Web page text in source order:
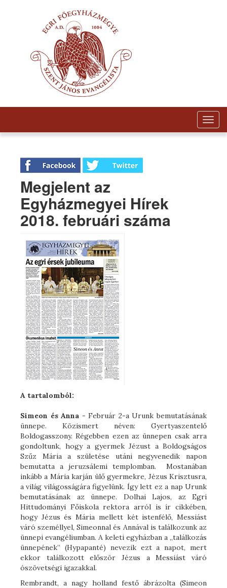
Megjelent az
Egyházmegyei Hírek
2018. februári száma
A tartalomból:
Simeon és Anna - Február 2-a Urunk bemutatásának
ünnepe. Közismert néven: Gyertyaszentelő
Boldogasszony. Régebben ezen az ünnepen csak arra
gondoltunk, hogy a gyermek Jézust a Boldogságos
Szűz Mária a születése utáni negyvenedik napon
bemutatta a jeruzsálemi templomban. Mostanában
inkább a Mária karján ülő gyermekre, Jézus Krisztusra,
a világ világosságára figyelünk. Így lett ez a nap Urunk
bemutatásának az ünnepe. Dolhai Lajos, az Egri
Hittudományi Főiskola rektora arról is ír cikkében,
hogy Jézus és Mária mellett két istenfélő, Messiást
váró személlyel, Simeonnal és Annával is találkozunk az
ünnepi evangéliumban. A keleti egyházban a „találkozás
ünnepének” (Hypapanté) nevezik ezt a napot, mert
ekkor találkozott először Jézus a Messiást váró
ószövetségi igazakkal.
Rembrandt, a nagy holland festő ábrázolta (Simeon